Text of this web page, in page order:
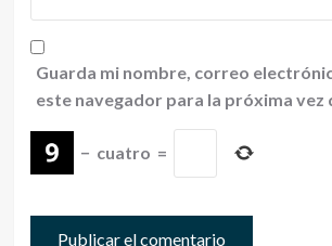
Guarda mi nombre, correo
este navegador para la próxima vez
− cuatro =